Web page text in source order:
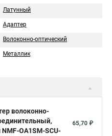
Латунный
Адаптер
Волоконно-оптический
Металлик
волоконно-
OA1SM-SCU-
65,70 ₽